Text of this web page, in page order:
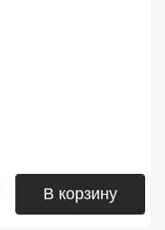
В корзину